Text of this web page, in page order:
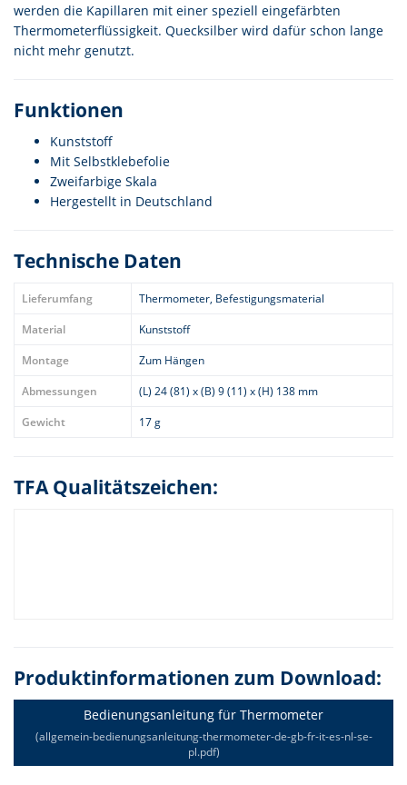
werden die Kapillaren mit einer speziell eingefärbten
Thermometerflüssigkeit. Quecksilber wird dafür schon lange
nicht mehr genutzt.
Funktionen
Kunststoff
Mit Selbstklebefolie
Zweifarbige Skala
Hergestellt in Deutschland
Technische Daten
Lieferumfang
Thermometer, Befestigungsmaterial
Material
Kunststoff
Montage
Zum Hängen
Abmessungen
(L) 24 (81) x (B) 9 (11) x (H) 138 mm
Gewicht
17 g
TFA Qualitätszeichen:
Produktinformationen zum Download:
Bedienungsanleitung für Thermometer
(allgemein-bedienungsanleitung-thermometer-de-gb-fr-it-es-nl-se-
pl.pdf)